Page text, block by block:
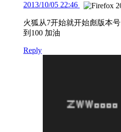
2013/10/05 22:46
火狐从7开始就开始彪版本
到100 加油
Reply